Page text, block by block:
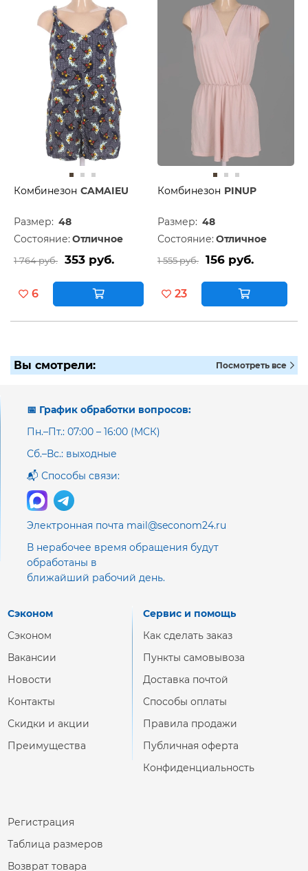
Комбинезон CAMAIEU
Размер: 48
Состояние: Отличное
1 764 руб. 353 руб.
6
Комбинезон PINUP
Размер: 48
Состояние: Отличное
1 555 руб. 156 руб.
23
Вы смотрели: Посмотреть все
📅 График обработки вопросов:
Пн.–Пт.: 07:00 – 16:00 (МСК)
Сб.–Вс.: выходные
📬 Способы связи:
Электронная почта mail@seconom24.ru
В нерабочее время обращения будут
обработаны в
ближайший рабочий день.
Сэконом
Сэконом
Вакансии
Новости
Контакты
Скидки и акции
Преимущества
Сервис и помощь
Как сделать заказ
Пункты самовывоза
Доставка почтой
Способы оплаты
Правила продажи
Публичная оферта
Конфиденциальность
Регистрация
Таблица размеров
Возврат товара